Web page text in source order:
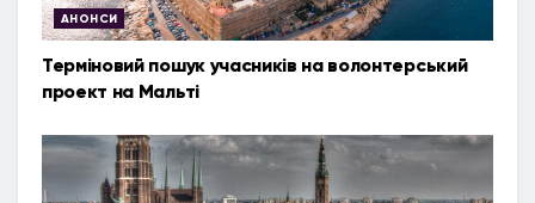
АНОНСИ
Терміновий пошук учасників на волонтерський
проект на Мальті